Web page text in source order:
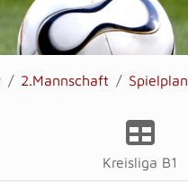
2.Mannschaft Spielplan
Kreisliga B1